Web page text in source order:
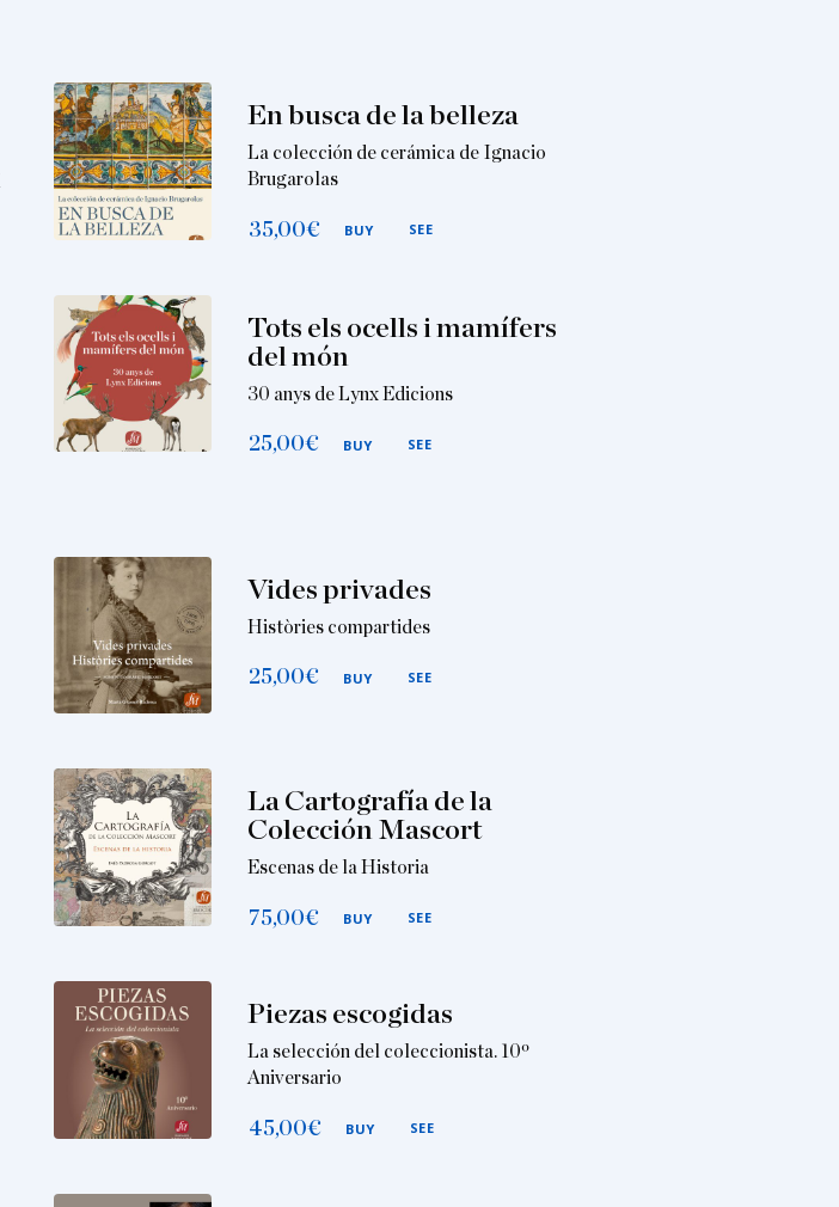
En busca de la belleza
La colección de cerámica de Ignacio
Brugarolas
35,00€ BUY SEE
Tots els ocells i mamífers
del món
30 anys de Lynx Edicions
25,00€ BUY SEE
Vides privades
Històries compartides
25,00€ BUY SEE
La Cartografía de la
Colección Mascort
Escenas de la Historia
75,00€ BUY SEE
Piezas escogidas
La selección del coleccionista. 10º
Aniversario
45,00€ BUY SEE